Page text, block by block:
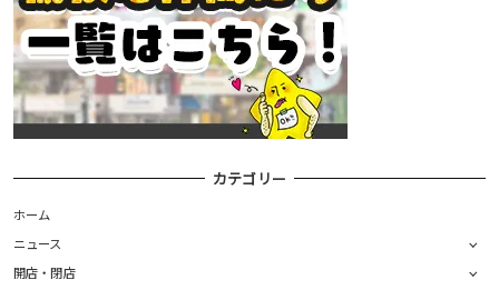
カテゴリー
ホーム
ニュース
開店・閉店